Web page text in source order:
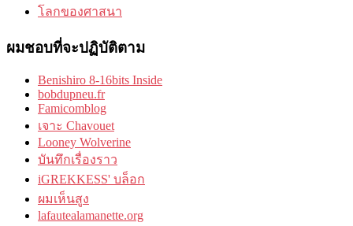
โลกของศาสนา
ผมชอบที่จะปฏิบัติตาม
Benishiro 8-16bits Inside
bobdupneu.fr
Famicomblog
เจาะ Chavouet
Looney Wolverine
บันทึกเรื่องราว
iGREKKESS' บล็อก
ผมเห็นสูง
lafautealamanette.org